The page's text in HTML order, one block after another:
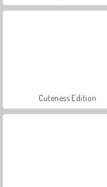
Cuteness Edition